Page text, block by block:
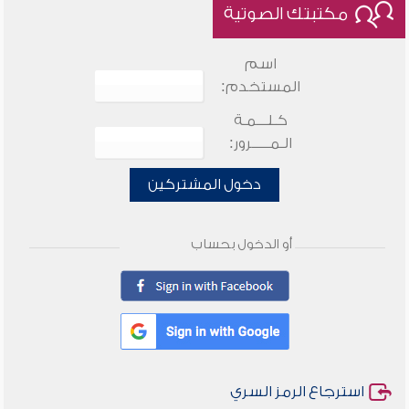
مكتبتك الصوتية
اسم
المستخدم:
كـلـــمـة
الـمـــــرور:
دخول المشتركين
أو الدخول بحساب
استرجاع الرمز السري